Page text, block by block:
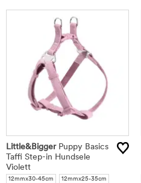
Little&BiggerPuppy Basics
Taffi Step-in Hundsele
Violett
12mmx30-45cm 12mmx25-35cm